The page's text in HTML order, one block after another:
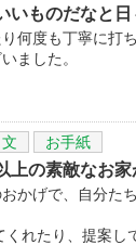
いものだなと
何度も丁寧に打
ました。
お手紙
上の素敵なお
かげで、自分た
れたり、提案し